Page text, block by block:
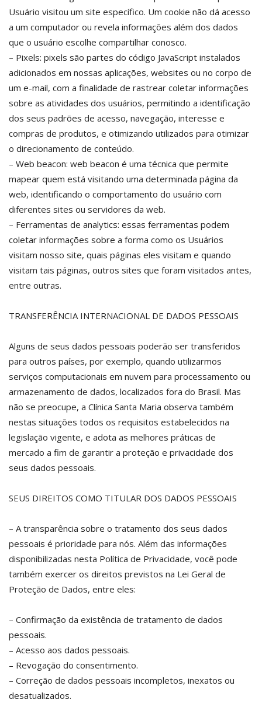
Usuário visitou um site específico. Um cookie não dá acesso
a um computador ou revela informações além dos dados
que o usuário escolhe compartilhar conosco.
– Pixels: pixels são partes do código JavaScript instalados
adicionados em nossas aplicações, websites ou no corpo de
um e-mail, com a finalidade de rastrear coletar informações
sobre as atividades dos usuários, permitindo a identificação
dos seus padrões de acesso, navegação, interesse e
compras de produtos, e otimizando utilizados para otimizar
o direcionamento de conteúdo.
– Web beacon: web beacon é uma técnica que permite
mapear quem está visitando uma determinada página da
web, identificando o comportamento do usuário com
diferentes sites ou servidores da web.
– Ferramentas de analytics: essas ferramentas podem
coletar informações sobre a forma como os Usuários
visitam nosso site, quais páginas eles visitam e quando
visitam tais páginas, outros sites que foram visitados antes,
entre outras.
TRANSFERÊNCIA INTERNACIONAL DE DADOS PESSOAIS
Alguns de seus dados pessoais poderão ser transferidos
para outros países, por exemplo, quando utilizarmos
serviços computacionais em nuvem para processamento ou
armazenamento de dados, localizados fora do Brasil. Mas
não se preocupe, a Clínica Santa Maria observa também
nestas situações todos os requisitos estabelecidos na
legislação vigente, e adota as melhores práticas de
mercado a fim de garantir a proteção e privacidade dos
seus dados pessoais.
SEUS DIREITOS COMO TITULAR DOS DADOS PESSOAIS
– A transparência sobre o tratamento dos seus dados
pessoais é prioridade para nós. Além das informações
disponibilizadas nesta Política de Privacidade, você pode
também exercer os direitos previstos na Lei Geral de
Proteção de Dados, entre eles:
– Confirmação da existência de tratamento de dados
pessoais.
– Acesso aos dados pessoais.
– Revogação do consentimento.
– Correção de dados pessoais incompletos, inexatos ou
desatualizados.